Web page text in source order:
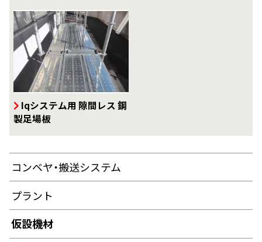
Iqシステム用 隙間レス 鋼
製足場板
コンベヤ・搬送システム
プラント
仮設機材